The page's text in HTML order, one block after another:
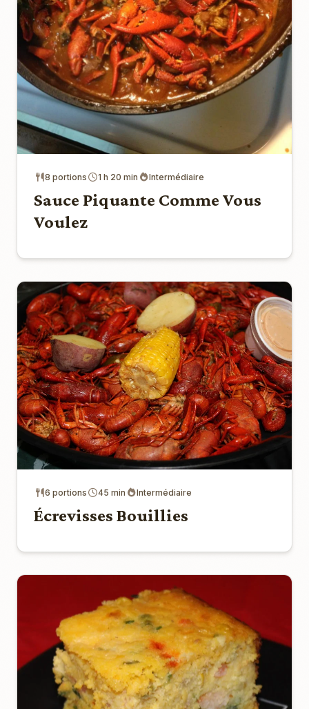
8 portions 1 h 20 min Intermédiaire
Sauce Piquante Comme Vous
Voulez
6 portions 45 min Intermédiaire
Écrevisses Bouillies